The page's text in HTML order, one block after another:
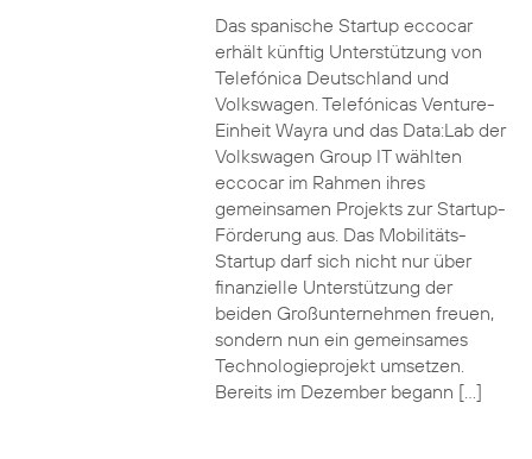
Das spanische Startup eccocar
erhält künftig Unterstützung von
Telefónica Deutschland und
Volkswagen. Telefónicas Venture-
Einheit Wayra und das Data:Lab der
Volkswagen Group IT wählten
eccocar im Rahmen ihres
gemeinsamen Projekts zur Startup-
Förderung aus. Das Mobilitäts-
Startup darf sich nicht nur über
finanzielle Unterstützung der
beiden Großunternehmen freuen,
sondern nun ein gemeinsames
Technologieprojekt umsetzen.
Bereits im Dezember begann […]